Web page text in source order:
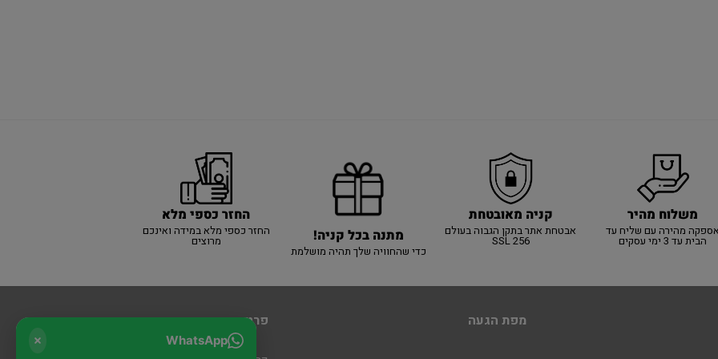
משלוח מהיר
מהירה עם שליח עד
הבית עד 3 ימי עסקים
קניה מאובטחת
אבטחת אתר בתקן הגבוה בעולם
SSL 256 מתנה בכל קניה!
כדי שהחוויה שלך תהיה מושלמת
החזר כספי מלא
החזר כספי מלא במידה ואינכם
מרוצים
מפת הגעה פרטי יצירת קשר
WhatsApp